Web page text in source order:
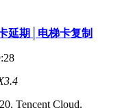
延期│电梯卡复制
Tencent Cloud.